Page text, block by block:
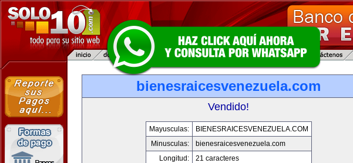
bienesraicesvenezuela.com
Vendido!
Mayusculas:
BIENESRAICESVENEZUELA.COM
Minusculas:
bienesraicesvenezuela.com
Longitud:
21 caracteres